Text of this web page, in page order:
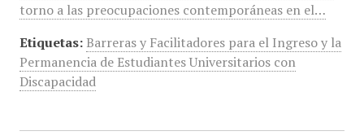
torno a las preocupaciones contemporáneas en el…
Etiquetas: Barreras y Facilitadores para el Ingreso y la
Permanencia de Estudiantes Universitarios con
Discapacidad